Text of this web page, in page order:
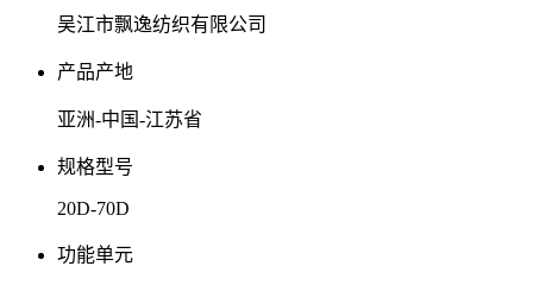
吴江市飘逸纺织有限公司
产品产地
亚洲-中国-江苏省
规格型号
20D-70D
功能单元